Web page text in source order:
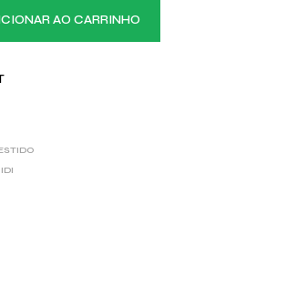
AO CARRINHO